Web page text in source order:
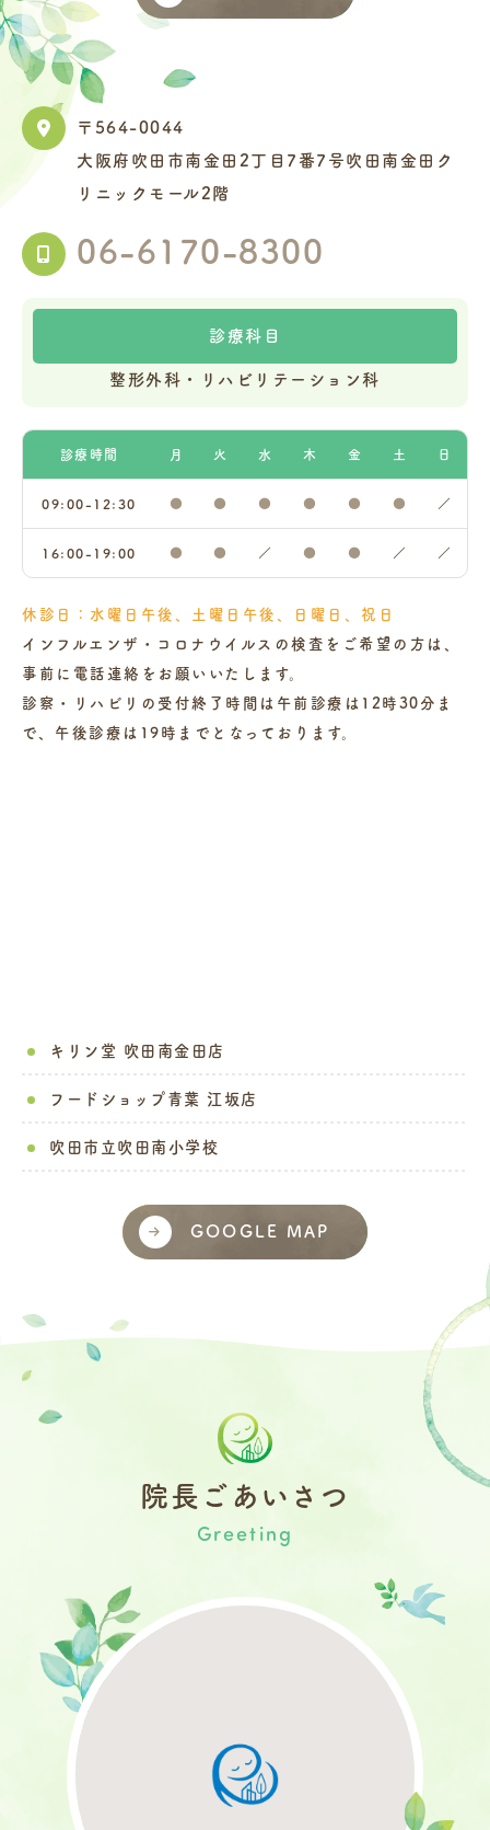
〒564-0044
大阪府吹田市南金田2丁目7番7号吹田南金田ク
リニックモール2階
06-6170-8300
診療科目
整形外科・リハビリテーション科
診療時間 月 火 水 木 金 土 日
09:00-12:30 ● ● ● ● ● ● ／
16:00-19:00 ● ● ／ ● ● ／ ／
休診日：水曜日午後、土曜日午後、日曜日、祝日
インフルエンザ・コロナウイルスの検査をご希望の方は、
事前に電話連絡をお願いいたします。
診察・リハビリの受付終了時間は午前診療は12時30分ま
で、午後診療は19時までとなっております。
キリン堂 吹田南金田店
フードショップ青葉 江坂店
吹田市立吹田南小学校
GOOGLE MAP
院長ごあいさつ
Greeting